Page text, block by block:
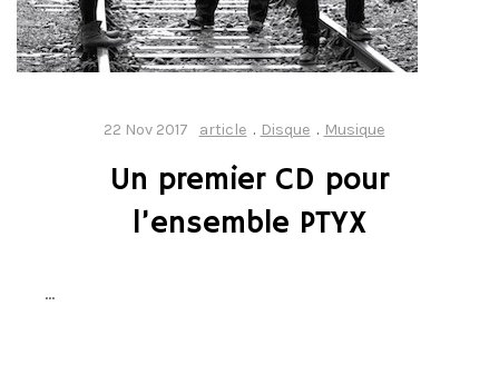
22 Nov 2017 article . Disque . Musique
Un premier CD pour
l’ensemble PTYX
…